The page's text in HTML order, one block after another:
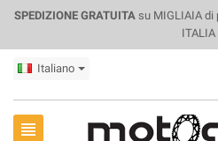
SPEDIZIONE GRATUITA su MIGLIAIA di
ITALIA
Italiano
view_headline